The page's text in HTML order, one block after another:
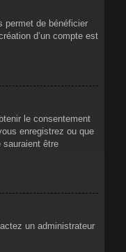
permet de bénéficier
d’un compte est
le consentement
enregistrez ou que
sauraient être
un administrateur